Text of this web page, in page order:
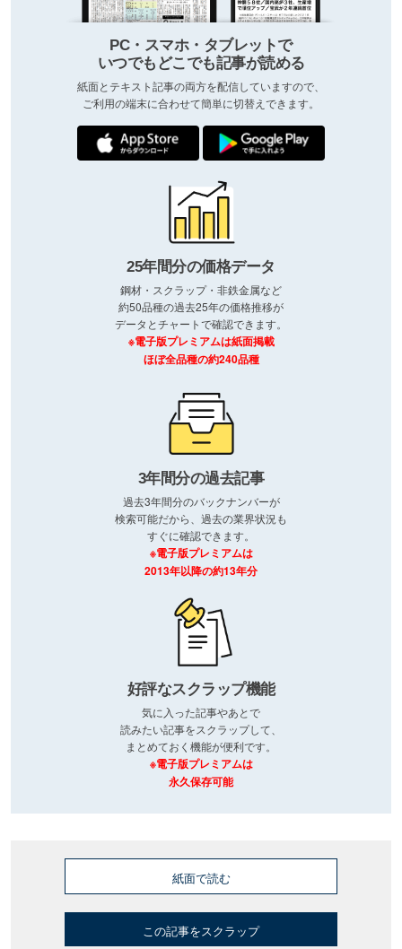
PC・スマホ・タブレットで
いつでもどこでも記事が読める
紙面とテキスト記事の両方を配信していますので、
ご利用の端末に合わせて簡単に切替えできます。
25年間分の価格データ
鋼材・スクラップ・非鉄金属など
約50品種の過去25年の価格推移が
データとチャートで確認できます。
※電子版プレミアムは紙面掲載
ほぼ全品種の約240品種
3年間分の過去記事
過去3年間分のバックナンバーが
検索可能だから、過去の業界状況も
すぐに確認できます。
※電子版プレミアムは
2013年以降の約13年分
好評なスクラップ機能
気に入った記事やあとで
読みたい記事をスクラップして、
まとめておく機能が便利です。
※電子版プレミアムは
永久保存可能
紙面で読む
この記事をスクラップ